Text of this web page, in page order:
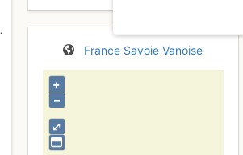
France Savoie Vanoise
⤢
+
–